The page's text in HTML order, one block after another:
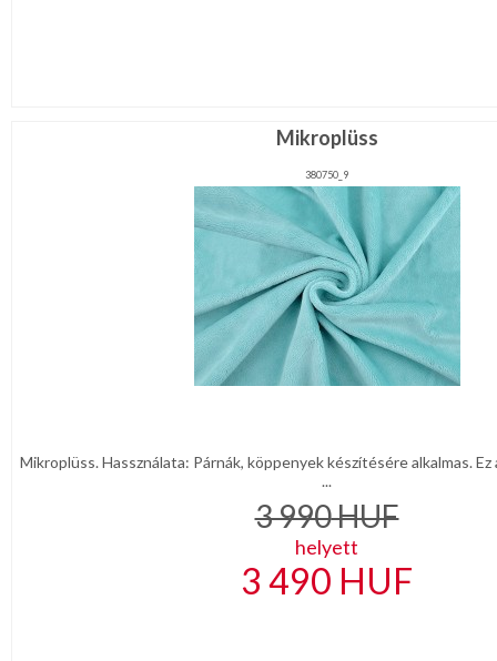
Mikroplüss
380750_9
Mikroplüss. Hassználata: Párnák, köppenyek készítésére alkalmas. Ez
...
3 990HUF
helyett
3 490 HUF